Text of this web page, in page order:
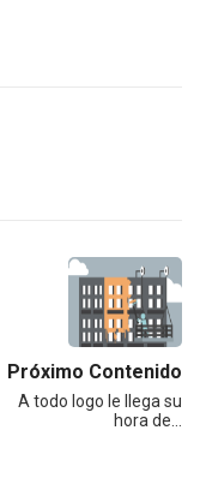
Próximo Contenido
A todo logo le llega su
hora de…